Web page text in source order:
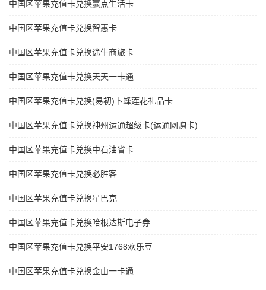
中国区苹果充值卡兑换赢点生活卡
中国区苹果充值卡兑换智惠卡
中国区苹果充值卡兑换途牛商旅卡
中国区苹果充值卡兑换天天一卡通
中国区苹果充值卡兑换(易初)卜蜂莲花礼品卡
中国区苹果充值卡兑换神州运通超级卡(运通网购卡)
中国区苹果充值卡兑换中石油省卡
中国区苹果充值卡兑换必胜客
中国区苹果充值卡兑换星巴克
中国区苹果充值卡兑换哈根达斯电子券
中国区苹果充值卡兑换平安1768欢乐豆
中国区苹果充值卡兑换金山一卡通